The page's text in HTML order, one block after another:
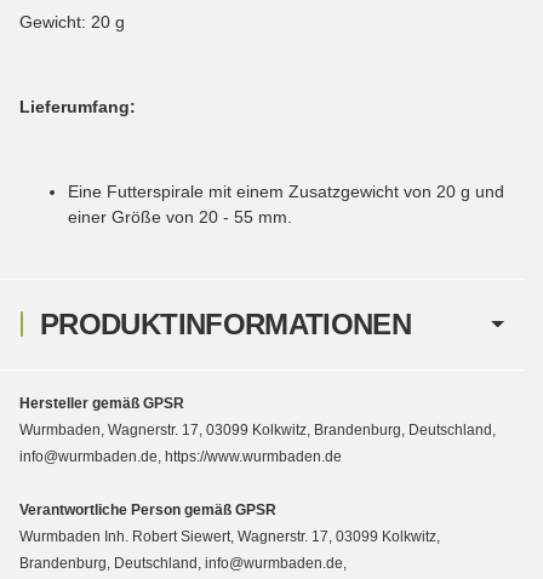
PRODUKTINFORMATIONEN
Gewicht: 20 g
Lieferumfang:
Eine Futterspirale mit einem Zusatzgewicht von 20 g und
einer Größe von 20 - 55 mm.
Hersteller gemäß GPSR
Wurmbaden, Wagnerstr. 17, 03099 Kolkwitz, Brandenburg, Deutschland,
info@wurmbaden.de, https://www.wurmbaden.de
Verantwortliche Person gemäß GPSR
Wurmbaden Inh. Robert Siewert, Wagnerstr. 17, 03099 Kolkwitz,
Brandenburg, Deutschland, info@wurmbaden.de,